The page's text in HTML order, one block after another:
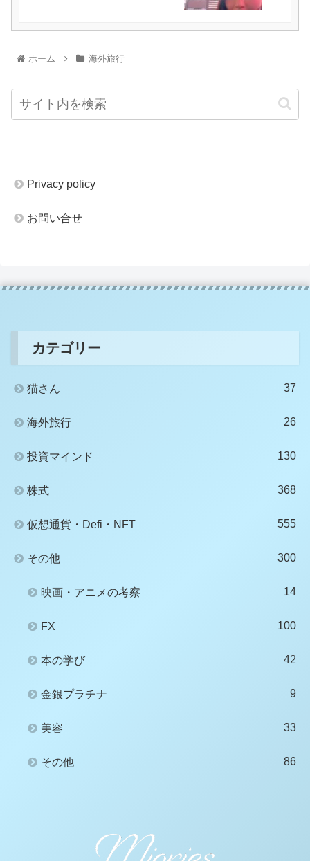
ホーム 海外旅行
Privacy policy
お問い合せ
カテゴリー
猫さん 37
海外旅行 26
投資マインド 130
株式 368
仮想通貨・Defi・NFT 555
その他 300
映画・アニメの考察 14
FX 100
本の学び 42
金銀プラチナ 9
美容 33
その他 86